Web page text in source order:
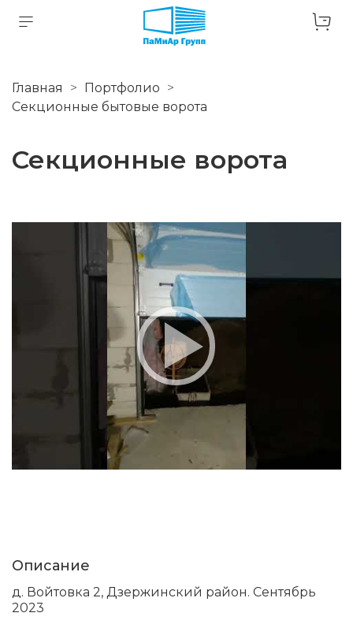
Главная
Портфолио
Секционные бытовые ворота
Секционные ворота
Описание
д. Войтовка 2, Дзержинский район. Сентябрь
2023